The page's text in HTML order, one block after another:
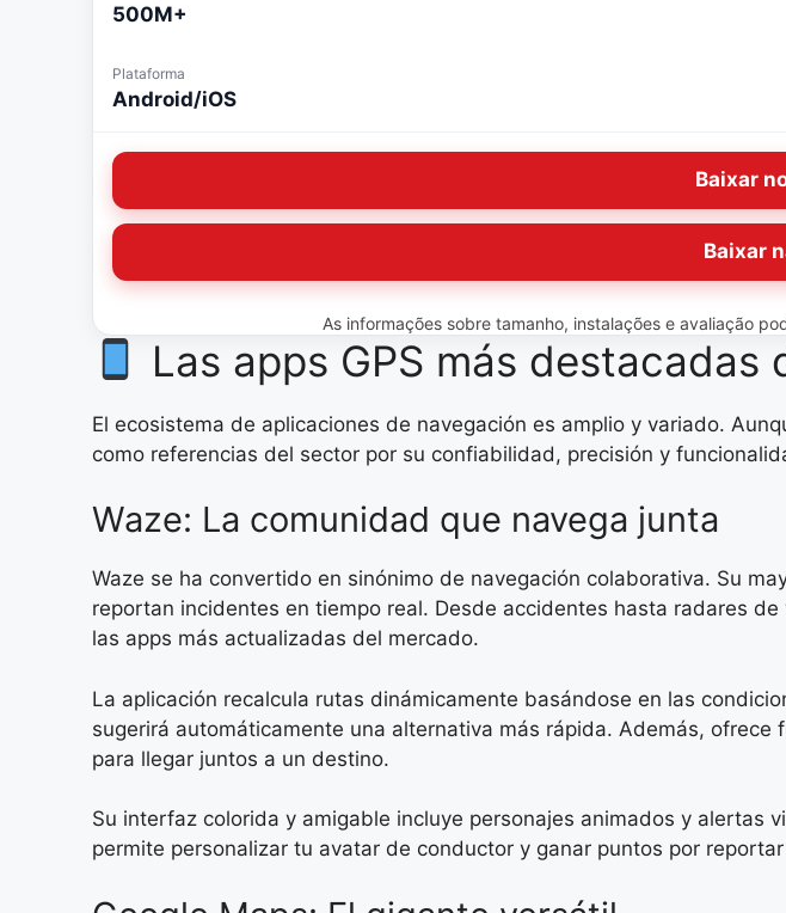
500M+
Plataforma
Android/iOS
Baixar
Baixar
As informações sobre tamanho, instalações e avaliação
Las apps GPS más destacadas
El ecosistema de aplicaciones de navegación es amplio y variado.
como referencias del sector por su confiabilidad, precisión y
Waze: La comunidad que navega junta
Waze se ha convertido en sinónimo de navegación colaborativa. Su
reportan incidentes en tiempo real. Desde accidentes hasta radares
las apps más actualizadas del mercado.
La aplicación recalcula rutas dinámicamente basándose en las
sugerirá automáticamente una alternativa más rápida. Además,
para llegar juntos a un destino.
Su interfaz colorida y amigable incluye personajes animados y alertas
permite personalizar tu avatar de conductor y ganar puntos por